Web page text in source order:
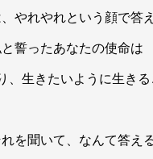
やれやれという顔で答え
と誓ったあなたの使命は
、生きたいように生き
を聞いて、なんて答え